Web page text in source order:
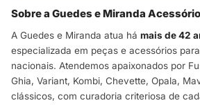
Sobre a Guedes e Miranda
A Guedes e Miranda atua há mais de 42
especializada em peças e acessórios
nacionais. Atendemos apaixonados por
Ghia, Variant, Kombi, Chevette, Opala,
clássicos, com curadoria criteriosa de